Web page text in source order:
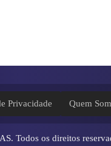
Privacidade Quem
. Todos os direitos